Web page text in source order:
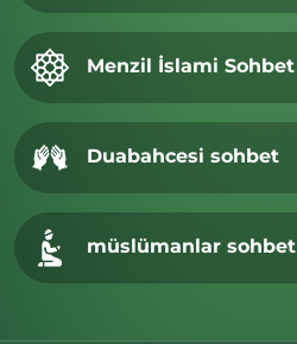
Menzil İslami Sohbet
Duabahcesi sohbet
müslümanlar sohbet